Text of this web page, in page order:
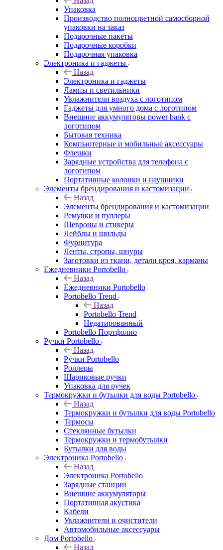
Упаковка
Производство полноцветной самосборной
упаковки на заказ
Подарочные пакеты
Подарочные коробки
Подарочная упаковка
Электроника и гаджеты
Назад
Электроника и гаджеты
Лампы и светильники
Увлажнители воздуха с логотипом
Гаджеты для умного дома с логотипом
Внешние аккумуляторы power bank с
логотипом
Бытовая техника
Компьютерные и мобильные аксессуары
Флешки
Зарядные устройства для телефона с
логотипом
Портативные колонки и наушники
Элементы брендирования и кастомизации
Назад
Элементы брендирования и кастомизации
Ремувки и пуллеры
Шевроны и стикеры
Лейблы и шильды
Фурнитура
Ленты, стропы, шнуры
Заготовки из ткани, детали кроя, карманы
Ежедневники Portobello
Назад
Ежедневники Portobello
Portobello Trend
Назад
Portobello Trend
Недатированный
Portobello Портфолио
Ручки Portobello
Назад
Ручки Portobello
Роллеры
Шариковые ручки
Упаковка для ручек
Термокружки и бутылки для воды Portobello
Назад
Термокружки и бутылки для воды Portobello
Термосы
Стеклянные бутылки
Термокружки и термобутылки
Бутылки для воды
Электроника Portobello
Назад
Электроника Portobello
Зарядные станции
Внешние аккумуляторы
Портативная акустика
Кабели
Увлажнители и очистители
Автомобильные аксессуары
Дом Portobello
Назад